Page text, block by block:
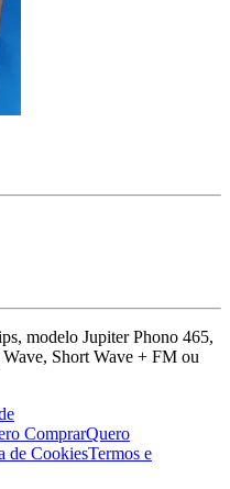
modelo Jupiter Phono 465,
Short Wave + FM ou
ComprarQuero
de CookiesTermos e